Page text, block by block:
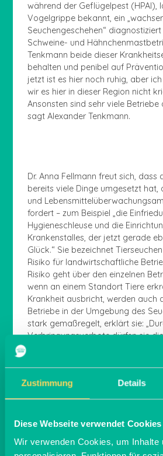
Zustimmung Details
Diese Webseite verwendet Cookies
Wir verwenden Cookies, um Inhalte
während der Geflügelpest (HPAI),
Vogelgrippe bekannt, ein
Seuchengeschehen“ diagnostiziert
Schweine- und
Tenkmann beide dieser
behalten und penibel auf
jetzt ist es hier noch ruhig, aber
wir es hier in dieser Region nicht
Ansonsten sind sehr viele
sagt Alexander Tenkmann.
Dr. Anna Fellmann freut sich, dass
bereits viele Dinge umgesetzt hat,
und
fordert – zum Beispiel „die
Hygieneschleuse und die
Krankenstalles, der jetzt gerade
Glück.“ Sie bezeichnet
Risiko für landwirtschaftliche
Risiko geht über den einzelnen
wenn an einem Standort Tiere
Krankheit ausbricht, werden auch
Betriebe in der Umgebung des
stark gemaßregelt, erklärt sie:
Verbringungsverbote dürfen sie
noch ausstallen. Das führt häufig
Eine wichtige Grundmaßnahme der
gesamten Betriebs. „Dazu